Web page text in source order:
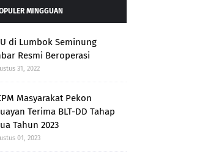
MINGGUAN
di Lumbok Seminung
Resmi Beroperasi
31, 2022
Masyarakat Pekon
Terima BLT-DD Tahap
Tahun 2023
01, 2023